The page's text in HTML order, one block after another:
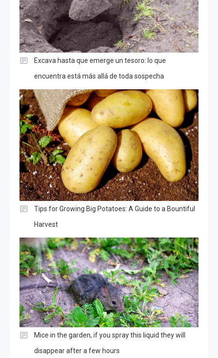
Excava hasta que emerge un tesoro: lo que
encuentra está más allá de toda sospecha
Tips for Growing Big Potatoes: A Guide to a Bountiful
Harvest
Mice in the garden, if you spray this liquid they will
disappear after a few hours